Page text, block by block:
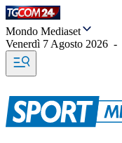
Mondo Mediaset
Venerdì 7 Agosto 2026 -